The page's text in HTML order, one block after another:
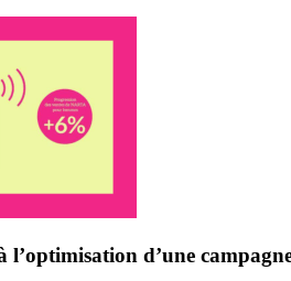
l’optimisation d’une